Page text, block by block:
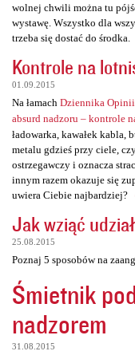
wolnej chwili można tu
wystawę. Wszystko dla
trzeba się dostać do środka.
Kontrole na
01.09.2015
Na łamach Dziennika
absurd nadzoru – kontrole
ładowarka, kawałek kabla,
metalu gdzieś przy ciele,
ostrzegawczy i oznacza
innym razem okazuje się
uwiera Ciebie najbardziej?
Jak wziąć
25.08.2015
Poznaj 5 sposobów na
Śmietnik
nadzorem
31.08.2015